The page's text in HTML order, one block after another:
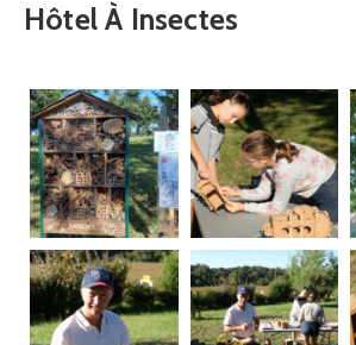
Hôtel À Insectes